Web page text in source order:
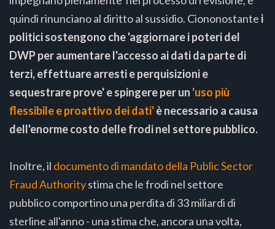
quindi rinunciano al diritto al sussidio. Ciononostante i
politici sostengono che 'aggiornare i poteri del
DWP per aumentare l'accesso ai dati da parte di
terzi, effettuare arresti e perquisizioni e
sequestrare prove' e spingere per un 'uso più
flessibile e proattivo dei dati'è necessario a causa
dell'enorme costo delle frodi nel settore pubblico.
Inoltre, il documento di mandato della Public Sector
Fraud Authoritystima che le frodi nel settore
pubblico comportino una perdita di 33 miliardi di
sterline all'anno - una stima che, ancora una volta,